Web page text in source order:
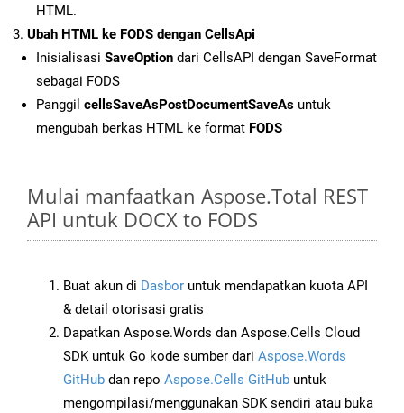
HTML.
Ubah HTML ke FODS dengan CellsApi
Inisialisasi SaveOption dari CellsAPI dengan SaveFormat
sebagai FODS
Panggil cellsSaveAsPostDocumentSaveAs untuk
mengubah berkas HTML ke format FODS
Mulai manfaatkan Aspose.Total REST
API untuk DOCX to FODS
Buat akun di Dasbor untuk mendapatkan kuota API
& detail otorisasi gratis
Dapatkan Aspose.Words dan Aspose.Cells Cloud
SDK untuk Go kode sumber dari Aspose.Words
GitHub dan repo Aspose.Cells GitHub untuk
mengompilasi/menggunakan SDK sendiri atau buka